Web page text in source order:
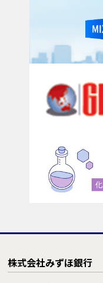
株式会社みずほ銀行